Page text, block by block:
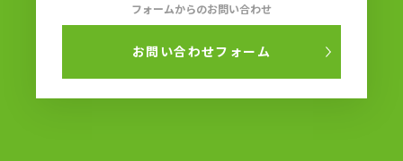
フォームからのお問い合わせ
お問い合わせフォーム